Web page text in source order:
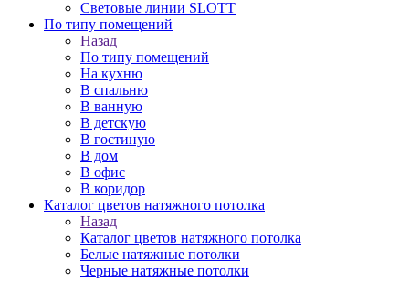
Световые линии SLOTT
По типу помещений
Назад
По типу помещений
На кухню
В спальню
В ванную
В детскую
В гостиную
В дом
В офис
В коридор
Каталог цветов натяжного потолка
Назад
Каталог цветов натяжного потолка
Белые натяжные потолки
Черные натяжные потолки